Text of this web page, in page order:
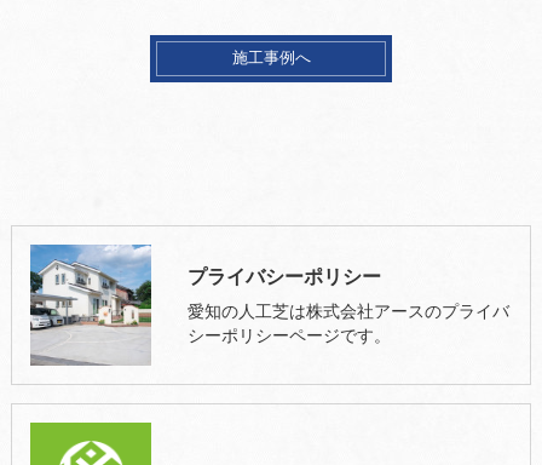
施工事例へ
プライバシーポリシー
愛知の人工芝は株式会社アースのプライバ
シーポリシーページです。